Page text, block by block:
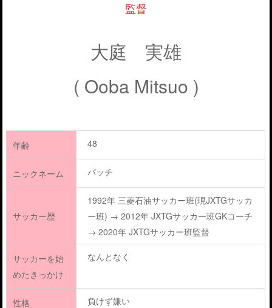
監督
大庭 実雄
( Ooba Mitsuo )
年齢 48
ニックネーム バッチ
サッカー歴
1992年 三菱石油サッカー班(現JXTGサッカ
ー班) → 2012年 JXTGサッカー班GKコーチ
→ 2020年 JXTGサッカー班監督
サッカーを始
めたきっかけ
なんとなく
性格 負けず嫌い